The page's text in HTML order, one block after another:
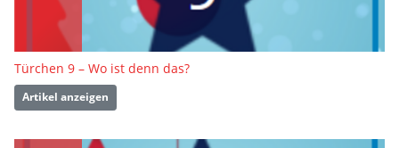
Türchen 9 – Wo ist denn das?
Artikel anzeigen